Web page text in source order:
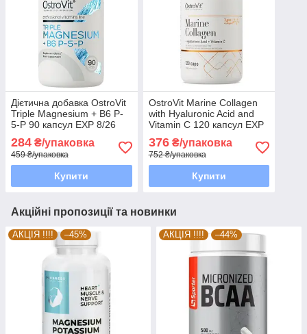
Дієтична добавка OstroVit
Triple Magnesium + B6 P-
5-P 90 капсул EXP 8/26
року включно
284 ₴/упаковка
459 ₴/упаковка
Купити
OstroVit Marine Collagen
with Hyaluronic Acid and
Vitamin C 120 капсул EXP
3/26 року включно
376₴/упаковка
752 ₴/упаковка
Купити
Акційні пропозиції та новинки
АКЦІЯ !!!! –45% АКЦІЯ !!!! –44%